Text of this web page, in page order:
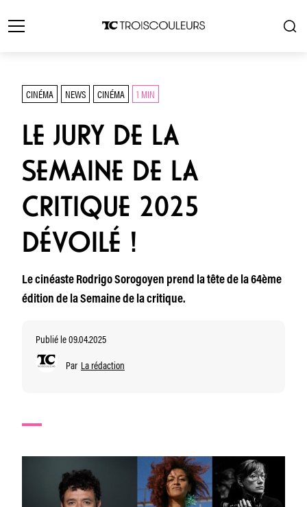
CINÉMA NEWS CINÉMA 1 MIN
LE JURY DE LA
SEMAINE DE LA
CRITIQUE 2025
DÉVOILÉ !
Le cinéaste Rodrigo Sorogoyen prend la tête de la 64ème
édition de la Semaine de la critique.
Publié le 09.04.2025
Par La rédaction